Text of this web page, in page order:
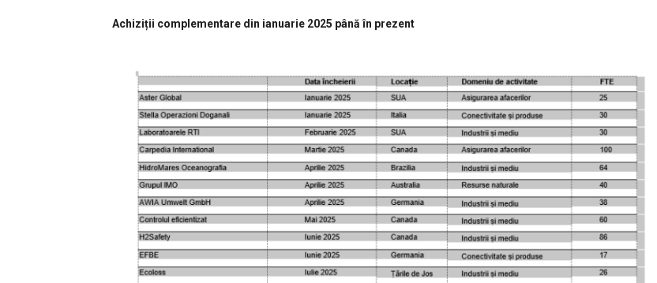
Achiziții complementare din ianuarie 2025 până în prezent